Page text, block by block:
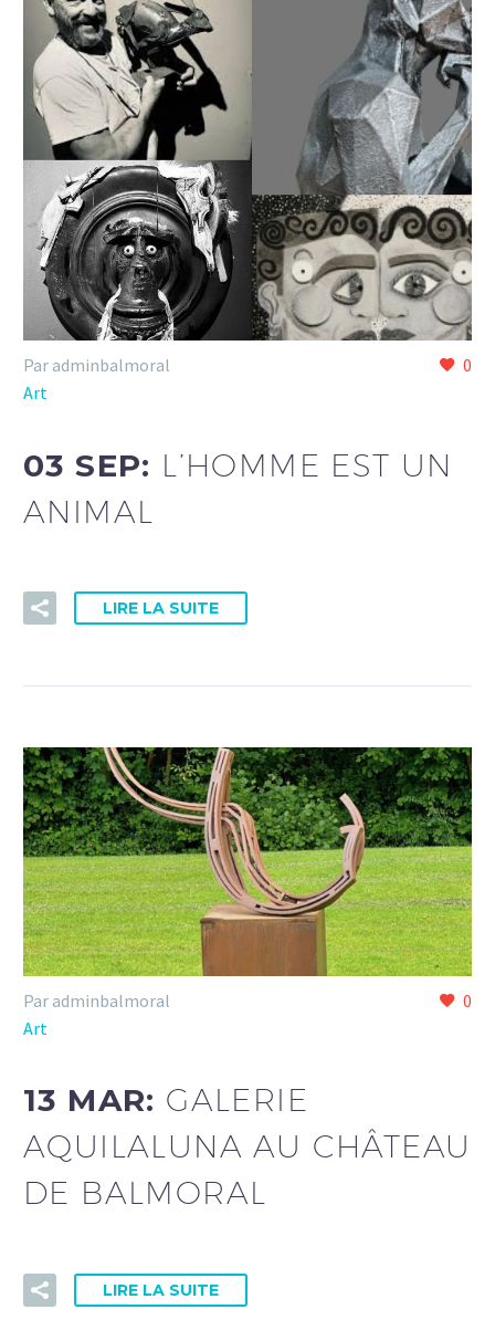
0
Par adminbalmoral
Art
03 SEP: L’HOMME EST UN
ANIMAL
LIRE LA SUITE
0
Par adminbalmoral
Art
13 MAR: GALERIE
AQUILALUNA AU CHÂTEAU
DE BALMORAL
LIRE LA SUITE